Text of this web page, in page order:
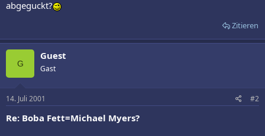
abgeguckt?
Zitieren
G
Guest
Gast
14. Juli 2001 #2
Re: Boba Fett=Michael Myers?